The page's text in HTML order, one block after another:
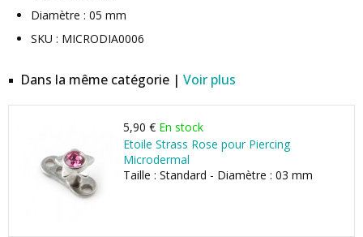
Diamètre : 05 mm
SKU : MICRODIA0006
Dans la même catégorie | Voir plus
5,90 € En stock
Etoile Strass Rose pour Piercing
Microdermal
Taille : Standard - Diamètre : 03 mm